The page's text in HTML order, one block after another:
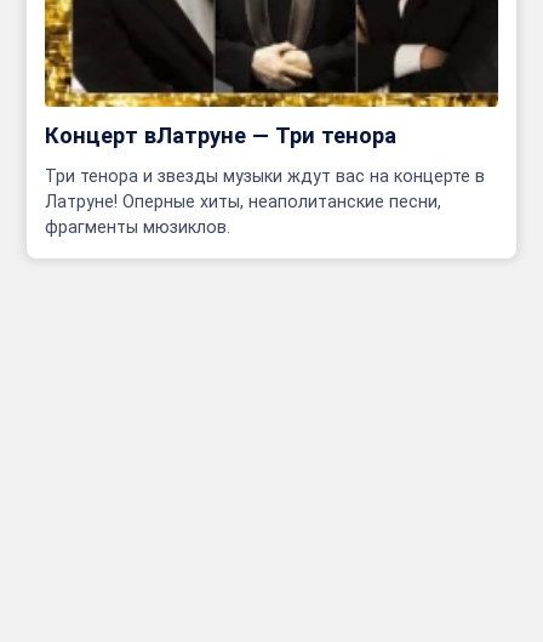
Концерт вЛатруне — Три тенора
Три тенора и звезды музыки ждут вас на концерте в
Латруне! Оперные хиты, неаполитанские песни,
фрагменты мюзиклов.